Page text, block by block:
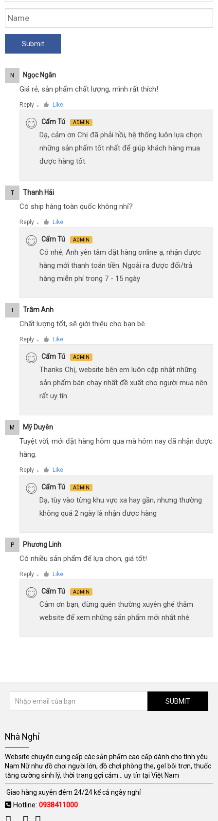
N Ngọc Ngân
Giá rẻ, sản phẩm chất lượng, mình rất thích!
Reply ● Like
Cẩm Tú ADMIN
Dạ, cảm ơn Chị đã phải hồi, hệ thống luôn lựa chọn
những sản phẩm tốt nhất để giúp khách hàng mua
được hàng tốt.
T Thanh Hải
Có ship hàng toàn quốc không nhỉ?
Reply ● Like
Cẩm Tú ADMIN
Có nhé, Anh yên tâm đặt hàng online ạ, nhận được
hàng mới thanh toán tiền. Ngoài ra được đổi/trả
hàng miễn phí trong 7 - 15 ngày
T Trâm Anh
Chất lượng tốt, sẽ giới thiệu cho bạn bè.
Reply ● Like
Cẩm Tú ADMIN
Thanks Chị, website bên em luôn cập nhật những
sản phẩm bán chạy nhất đề xuất cho người mua nên
rất uy tín.
M Mỹ Duyên
Tuyệt vời, mới đặt hàng hôm qua mà hôm nay đã nhận được
hàng.
Reply ● Like
Cẩm Tú ADMIN
Dạ, tùy vào từng khu vực xa hay gần, nhưng thường
không quá 2 ngày là nhận được hàng
P Phương Linh
Có nhiều sản phẩm để lựa chọn, giá tốt!
Reply ● Like
Cẩm Tú ADMIN
Cảm ơn bạn, đừng quên thường xuyên ghé thăm
website để xem những sản phẩm mới nhất nhé.
SUBMIT
Nhà Nghỉ
Website chuyên cung cấp các sản phẩm cao cấp dành cho tình yêu
Nam Nữ như đồ chơi người lớn, đồ chơi phòng the, gel bôi trơn, thuốc
tăng cường sinh lý, thời trang gợi cảm... uy tín tại Việt Nam
Giao hàng xuyên đêm 24/24 kể cả ngày nghỉ
Hotline: 0938411000